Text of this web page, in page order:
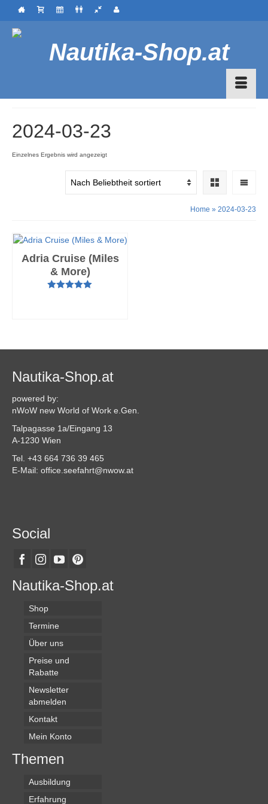
2024-03-23
Einzelnes Ergebnis wird angezeigt
Home » 2024-03-23
Adria Cruise (Miles
& More)
Nautika-Shop.at
powered by:
nWoW new World of Work e.Gen.
Talpagasse 1a/Eingang 13
A-1230 Wien
Tel. +43 664 736 39 465
E-Mail: office.seefahrt@nwow.at
Social
Nautika-Shop.at
Shop
Termine
Über uns
Preise und
Rabatte
Newsletter
abmelden
Kontakt
Mein Konto
Themen
Ausbildung
Erfahrung